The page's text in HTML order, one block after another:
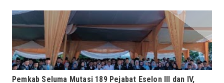
Pemkab Seluma Mutasi 189 Pejabat Eselon III dan IV,